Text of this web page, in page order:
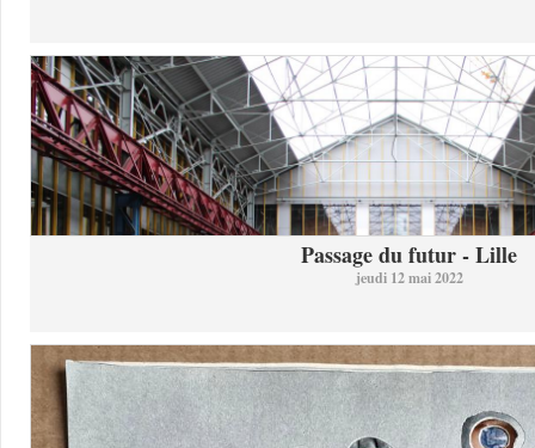
Passage du futur - Lille
jeudi 12 mai 2022